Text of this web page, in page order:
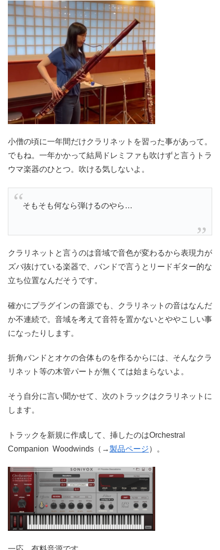
小僧の頃に一年間だけクラリネットを習った事があって。
でもね。一年かかって結局ドレミファも吹けずと言うトラ
ウマ楽器のひとつ。吹ける気しないよ。
そもそも何なら弾けるのやら…
クラリネットと言うのは音域で音色が変わるから表現力が
ズバ抜けている楽器で、バンドで言うとリードギター的な
立ち位置なんだそうです。
確かにプラグインの音源でも、クラリネットの音はなんだ
か不連続で。音域を考えて音符を置かないとややこしい事
になったりします。
折角バンドとオケの合体ものを作るからには、そんなクラ
リネット等の木管パートが無くては始まらないよ。
そう自分に言い聞かせて、次のトラックはクラリネットに
します。
トラックを新規に作成して、挿したのはOrchestral
Companion Woodwinds（→製品ページ）。